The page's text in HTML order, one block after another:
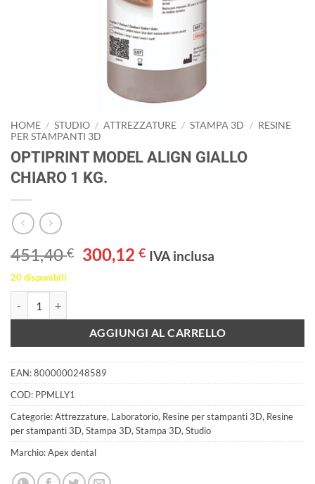
HOME / STUDIO / ATTREZZATURE / STAMPA 3D / RESINE
PER STAMPANTI 3D
OPTIPRINT MODEL ALIGN GIALLO
CHIARO 1 KG.
451,40€ Il
prezzo
451,40 €.
300,12€Il
300,12 €.
IVA inclusa
20 disponibili
AGGIUNGI AL CARRELLO
EAN:8000000248589
COD: PPMLLY1
Categorie:Attrezzature, Laboratorio, Resine per stampanti 3D, Resine
per stampanti 3D,Stampa 3D,Stampa 3D,Studio
Marchio:Apex dental